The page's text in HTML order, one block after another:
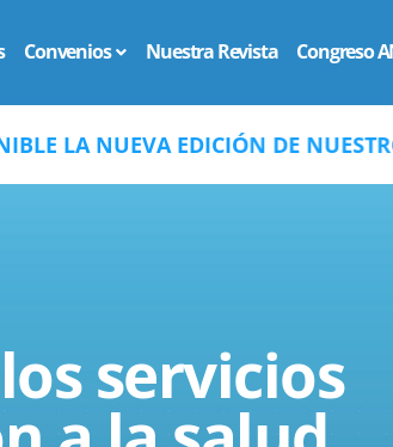
Convenios Nuestra Revista Congreso
DE NUESTRO MUNDO
servicios